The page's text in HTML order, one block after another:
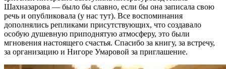
Шахназарова — было бы славно, если бы она записала свою
речь и опубликовала (у нас тут). Все воспоминания
дополнялись репликами присутствующих, что создавало
особую душевную приподнятую атмосферу, это были
мгновения настоящего счастья. Спасибо за книгу, за встречу,
за организацию и Нигоре Умаровой за приглашение.